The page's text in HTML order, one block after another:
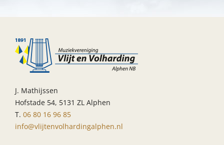
J. Mathijssen
Hofstade 54, 5131 ZL Alphen
T. 06 80 16 96 85
info@vlijtenvolhardingalphen.nl